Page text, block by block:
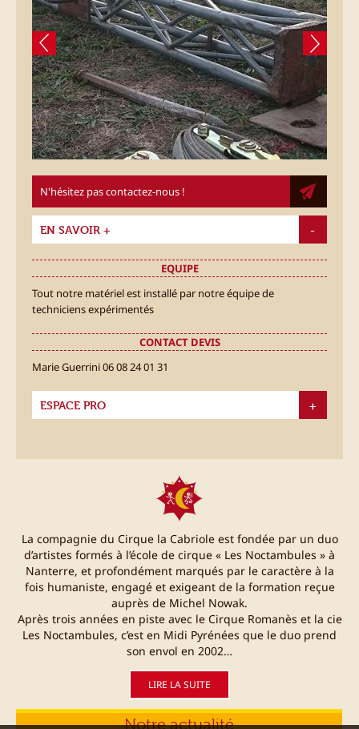
N'hésitez pas contactez-nous !
EN SAVOIR +
EQUIPE
Tout notre matériel est installé par notre équipe de
techniciens expérimentés
CONTACT DEVIS
Marie Guerrini 06 08 24 01 31
ESPACE PRO
La compagnie du Cirque la Cabriole est fondée par un duo
d’artistes formés à l’école de cirque « Les Noctambules » à
Nanterre, et profondément marqués par le caractère à la
fois humaniste, engagé et exigeant de la formation reçue
auprès de Michel Nowak.
Après trois années en piste avec le Cirque Romanès et la cie
Les Noctambules, c’est en Midi Pyrénées que le duo prend
son envol en 2002…
LIRE LA SUITE
Notre actualité